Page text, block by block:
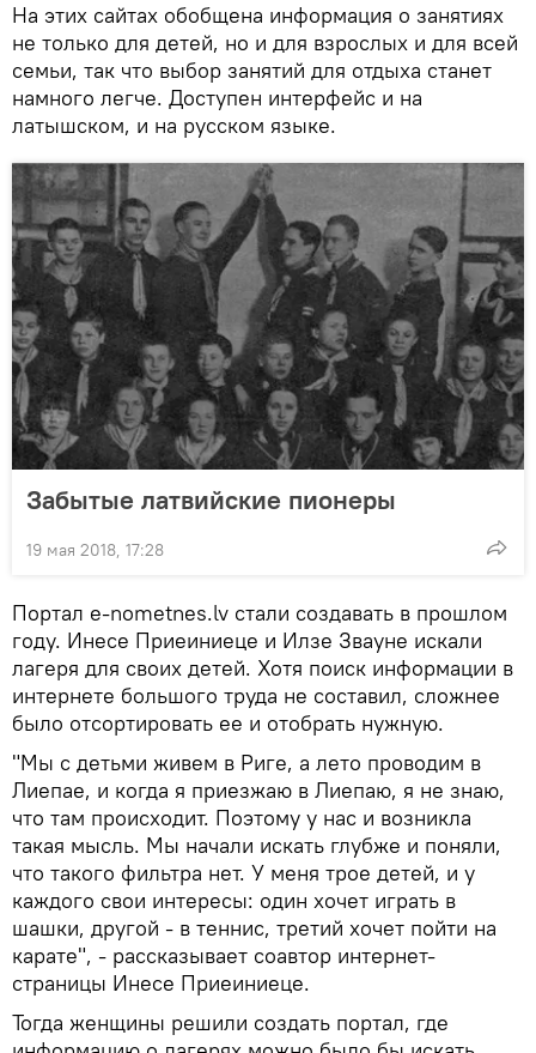
На этих сайтах обобщена информация о занятиях
не только для детей, но и для взрослых и для всей
семьи, так что выбор занятий для отдыха станет
намного легче. Доступен интерфейс и на
латышском, и на русском языке.
Забытые латвийские пионеры
19 мая 2018, 17:28
Портал e-nometnes.lv стали создавать в прошлом
году. Инесе Приеиниеце и Илзе Звауне искали
лагеря для своих детей. Хотя поиск информации в
интернете большого труда не составил, сложнее
было отсортировать ее и отобрать нужную.
"Мы с детьми живем в Риге, а лето проводим в
Лиепае, и когда я приезжаю в Лиепаю, я не знаю,
что там происходит. Поэтому у нас и возникла
такая мысль. Мы начали искать глубже и поняли,
что такого фильтра нет. У меня трое детей, и у
каждого свои интересы: один хочет играть в
шашки, другой - в теннис, третий хочет пойти на
карате", - рассказывает соавтор интернет-
страницы Инесе Приеиниеце.
Тогда женщины решили создать портал, где